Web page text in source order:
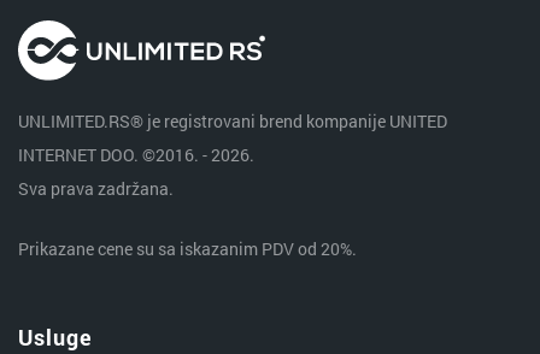
UNLIMITED.RS® je registrovani brend kompanije UNITED
INTERNET DOO. ©2016. - 2026.
Sva prava zadržana.
Prikazane cene su sa iskazanim PDV od 20%.
Usluge